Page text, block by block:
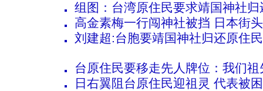
组图：台湾原住民要求靖国神社
高金素梅一行闯神社被挡 日本街
刘建超:台胞要靖国神社归还原住
台原住民要移走先人牌位：我们
日右翼阻台原住民迎祖灵 代表被